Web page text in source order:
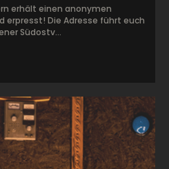
erhält einen anonymen
erpresst! Die Adresse führt euch
Südostv...